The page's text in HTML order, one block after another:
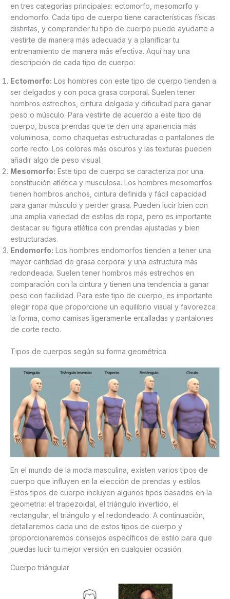
en tres categorías principales: ectomorfo, mesomorfo y
endomorfo. Cada tipo de cuerpo tiene características físicas
distintas, y comprender tu tipo de cuerpo puede ayudarte a
vestirte de manera más adecuada y a planificar tu
entrenamiento de manera más efectiva. Aquí hay una
descripción de cada tipo de cuerpo:
Ectomorfo: Los hombres con este tipo de cuerpo tienden a
ser delgados y con poca grasa corporal. Suelen tener
hombros estrechos, cintura delgada y dificultad para ganar
peso o músculo. Para vestirte de acuerdo a este tipo de
cuerpo, busca prendas que te den una apariencia más
voluminosa, como chaquetas estructuradas o pantalones de
corte recto. Los colores más oscuros y las texturas pueden
añadir algo de peso visual.
Mesomorfo: Este tipo de cuerpo se caracteriza por una
constitución atlética y musculosa. Los hombres mesomorfos
tienen hombros anchos, cintura definida y fácil capacidad
para ganar músculo y perder grasa. Pueden lucir bien con
una amplia variedad de estilos de ropa, pero es importante
destacar su figura atlética con prendas ajustadas y bien
estructuradas.
Endomorfo: Los hombres endomorfos tienden a tener una
mayor cantidad de grasa corporal y una estructura más
redondeada. Suelen tener hombros más estrechos en
comparación con la cintura y tienen una tendencia a ganar
peso con facilidad. Para este tipo de cuerpo, es importante
elegir ropa que proporcione un equilibrio visual y favorezca
la forma, como camisas ligeramente entalladas y pantalones
de corte recto.
Tipos de cuerpos según su forma geométrica
En el mundo de la moda masculina, existen varios tipos de
cuerpo que influyen en la elección de prendas y estilos.
Estos tipos de cuerpo incluyen algunos tipos basados en la
geometria: el trapezoidal, el triángulo invertido, el
rectangular, el triángulo y el redondeado. A continuación,
detallaremos cada uno de estos tipos de cuerpo y
proporcionaremos consejos específicos de estilo para que
puedas lucir tu mejor versión en cualquier ocasión.
Cuerpo triángular